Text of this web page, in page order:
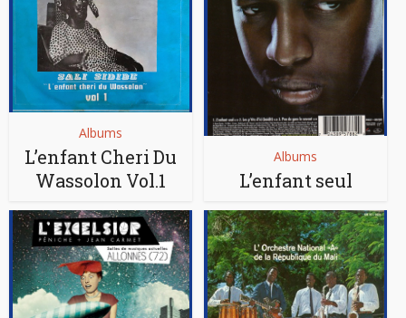
Albums
L’enfant Cheri Du
Wassolon Vol.1
Albums
L’enfant seul